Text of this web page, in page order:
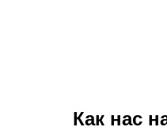
Как нас